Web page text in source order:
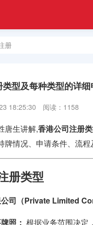
册
类型及每种类型的详
18:25:30 阅读：1158
唐生讲解,香港公司注册
牌情况、申请条件、流
册类型
司（Private Limited
照： 根据业务范围决定